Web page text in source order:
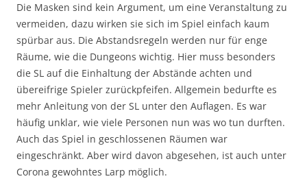
Die Masken sind kein Argument, um eine Veranstaltung zu
vermeiden, dazu wirken sie sich im Spiel einfach kaum
spürbar aus. Die Abstandsregeln werden nur für enge
Räume, wie die Dungeons wichtig. Hier muss besonders
die SL auf die Einhaltung der Abstände achten und
übereifrige Spieler zurückpfeifen. Allgemein bedurfte es
mehr Anleitung von der SL unter den Auflagen. Es war
häufig unklar, wie viele Personen nun was wo tun durften.
Auch das Spiel in geschlossenen Räumen war
eingeschränkt. Aber wird davon abgesehen, ist auch unter
Corona gewohntes Larp möglich.